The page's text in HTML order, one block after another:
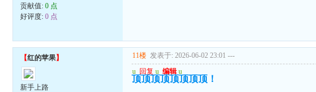
贡献值:0 点
好评度:0 点
【红的苹果】
新手上路
11楼 发表于: 2026-06-02 23:01 ---
u 回复 u 编辑 u
顶顶顶顶顶顶顶顶！